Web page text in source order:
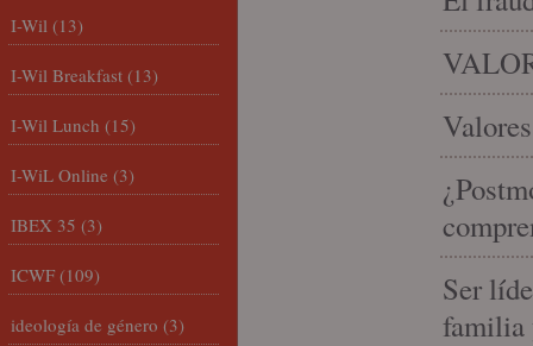
Ser
familia
I-Wil (13)
I-Wil Breakfast (13)
I-Wil Lunch (15)
I-WiL Online (3)
IBEX 35 (3)
ICWF (109)
ideología de género (3)